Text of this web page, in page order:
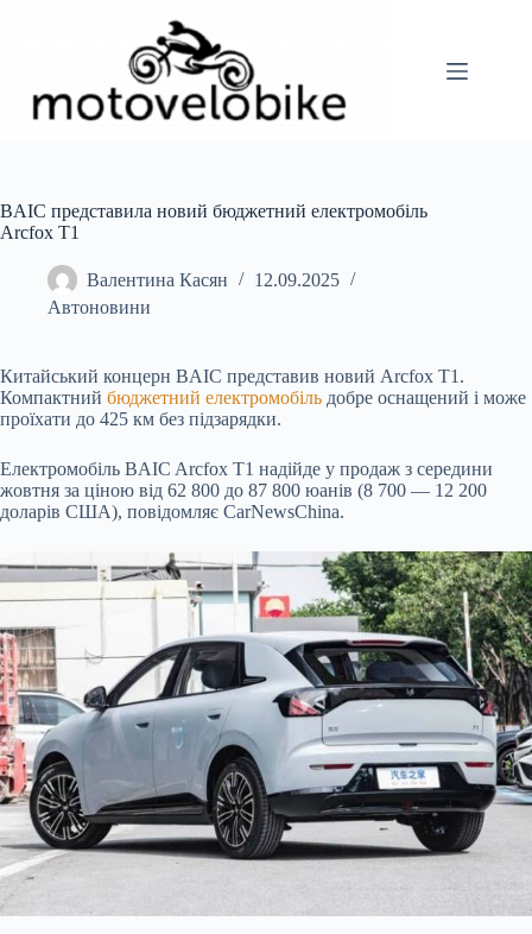
BAIC представила новий бюджетний електромобіль
Arcfox T1
Валентина Касян
12.09.2025
Автоновини
Китайський концерн BAIC представив новий Arcfox T1.
Компактний бюджетний електромобіль добре оснащений і може
проїхати до 425 км без підзарядки.
Електромобіль BAIC Arcfox T1 надійде у продаж з середини
жовтня за ціною від 62 800 до 87 800 юанів (8 700 — 12 200
доларів США), повідомляє CarNewsChina.